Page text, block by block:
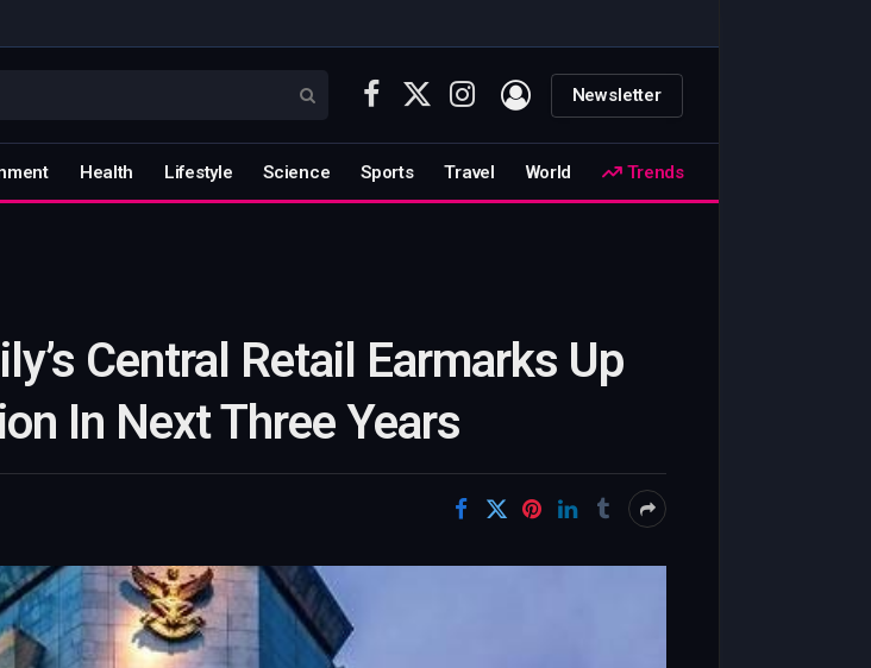
Facebook
X
Instagram Newsletter
Health Lifestyle Science Sports Travel World Trends
Central Retail Earmarks Up
In Next Three Years